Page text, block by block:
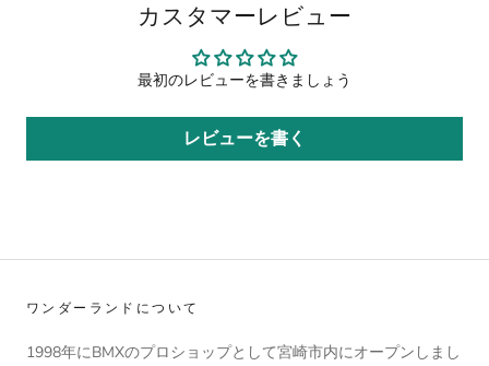
カスタマーレビュー
最初のレビューを書きましょう
レビューを書く
ワンダーランドについて
1998年にBMXのプロショップとして宮崎市内にオープンしまし